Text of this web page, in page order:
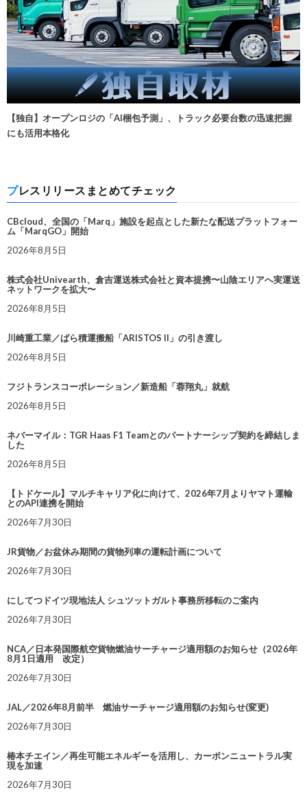
【独自】オープンロジの「AI梱包予測」、トラック必要台数の迅速把握
にも活用本格化
プレスリリースまとめてチェック
CBcloud、全国の「Marq」施設を起点とした新たな配送プラットフォー
ム「MarqGO」開始
2026年8月5日
株式会社Univearth、倉吉運送株式会社と資本提携〜山陰エリアへ実運送
ネットワークを拡大〜
2026年8月5日
川崎重工業／ばら積運搬船「ARISTOS II」の引き渡し
2026年8月5日
フジトランスコーポレーション／新造船「蓉翔丸」就航
2026年8月5日
ネバーマイル：TGR Haas F1 Teamとのパートナーシップ契約を締結しま
した
2026年8月5日
【トドケール】マルチキャリア化に向けて、2026年7月よりヤマト運輸
とのAPI連携を開始
2026年7月30日
JR貨物／お盆休み期間の貨物列車の運転計画について
2026年7月30日
にしてつドイツ現地法人 シュツットガルト事務所移転のご案内
2026年7月30日
NCA／日本発国際航空貨物燃油サーチャージ適用額のお知らせ（2026年
8月1日適用 改定）
2026年7月30日
JAL／2026年8月前半 燃油サーチャージ適用額のお知らせ(変更)
2026年7月30日
椿本チエイン／再生可能エネルギーを活用し、カーボンニュートラル実
現を加速
2026年7月30日